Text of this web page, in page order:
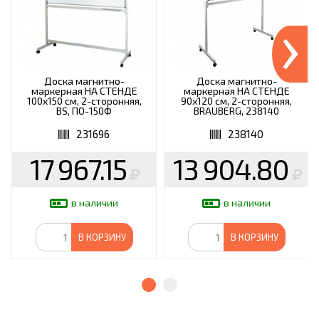
Доска магнитно-
маркерная НА СТЕНДЕ
100х150 см, 2-сторонняя,
BS, ПО-150Ф
231696
17 967.15
в наличии
В КОРЗИНУ
Доска магнитно-
маркерная НА СТЕНДЕ
90х120 см, 2-сторонняя,
BRAUBERG, 238140
238140
13 904.80
в наличии
В КОРЗИНУ
›